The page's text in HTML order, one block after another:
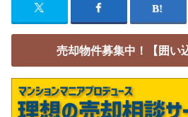
売却物件募集中！【囲い